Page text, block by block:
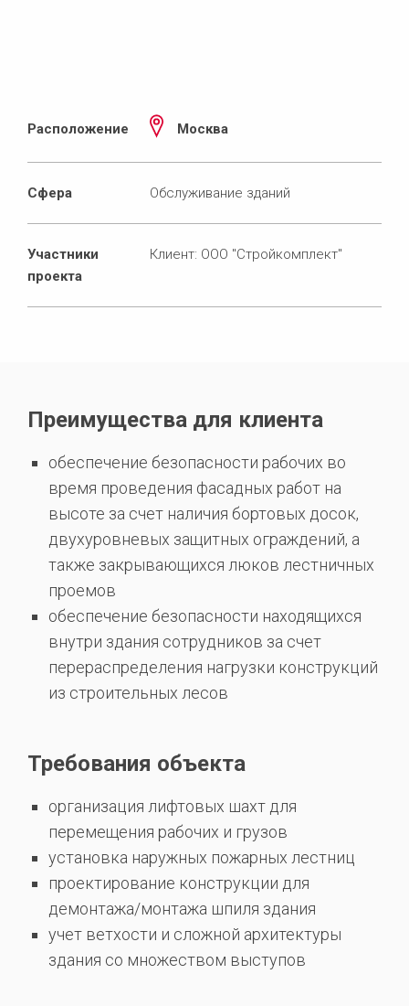
Расположение Москва
Сфера Обслуживание зданий
Участники
проекта
Клиент: ООО "Стройкомплект"
Преимущества для клиента
обеспечение безопасности рабочих во
время проведения фасадных работ на
высоте за счет наличия бортовых досок,
двухуровневых защитных ограждений, а
также закрывающихся люков лестничных
проемов
обеспечение безопасности находящихся
внутри здания сотрудников за счет
перераспределения нагрузки конструкций
из строительных лесов
Требования объекта
организация лифтовых шахт для
перемещения рабочих и грузов
установка наружных пожарных лестниц
проектирование конструкции для
демонтажа/монтажа шпиля здания
учет ветхости и сложной архитектуры
здания со множеством выступов